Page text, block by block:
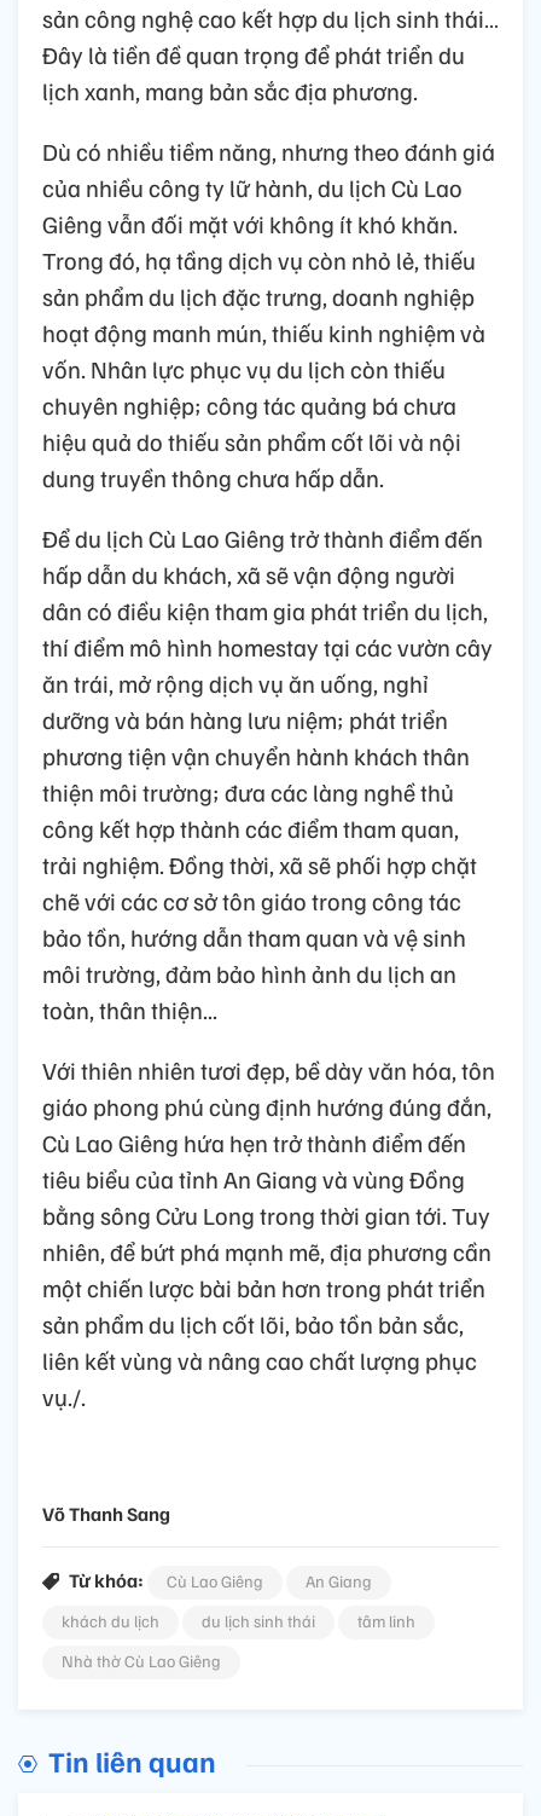
sản công nghệ cao kết hợp du lịch sinh thái…
Đây là tiền đề quan trọng để phát triển du
lịch xanh, mang bản sắc địa phương.
Dù có nhiều tiềm năng, nhưng theo đánh giá
của nhiều công ty lữ hành, du lịch Cù Lao
Giêng vẫn đối mặt với không ít khó khăn.
Trong đó, hạ tầng dịch vụ còn nhỏ lẻ, thiếu
sản phẩm du lịch đặc trưng, doanh nghiệp
hoạt động manh mún, thiếu kinh nghiệm và
vốn. Nhân lực phục vụ du lịch còn thiếu
chuyên nghiệp; công tác quảng bá chưa
hiệu quả do thiếu sản phẩm cốt lõi và nội
dung truyền thông chưa hấp dẫn.
Để du lịch Cù Lao Giêng trở thành điểm đến
hấp dẫn du khách, xã sẽ vận động người
dân có điều kiện tham gia phát triển du lịch,
thí điểm mô hình homestay tại các vườn cây
ăn trái, mở rộng dịch vụ ăn uống, nghỉ
dưỡng và bán hàng lưu niệm; phát triển
phương tiện vận chuyển hành khách thân
thiện môi trường; đưa các làng nghề thủ
công kết hợp thành các điểm tham quan,
trải nghiệm. Đồng thời, xã sẽ phối hợp chặt
chẽ với các cơ sở tôn giáo trong công tác
bảo tồn, hướng dẫn tham quan và vệ sinh
môi trường, đảm bảo hình ảnh du lịch an
toàn, thân thiện...
Với thiên nhiên tươi đẹp, bề dày văn hóa, tôn
giáo phong phú cùng định hướng đúng đắn,
Cù Lao Giêng hứa hẹn trở thành điểm đến
tiêu biểu của tỉnh An Giang và vùng Đồng
bằng sông Cửu Long trong thời gian tới. Tuy
nhiên, để bứt phá mạnh mẽ, địa phương cần
một chiến lược bài bản hơn trong phát triển
sản phẩm du lịch cốt lõi, bảo tồn bản sắc,
liên kết vùng và nâng cao chất lượng phục
vụ./.
Võ Thanh Sang
Từ khóa: Cù Lao Giêng
An Giang
khách du lịch
du lịch sinh thái
tâm linh
Nhà thờ Cù Lao Giêng
Tin liên quan